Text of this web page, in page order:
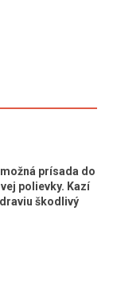
prísada do
polievky. Kazí
škodlivý